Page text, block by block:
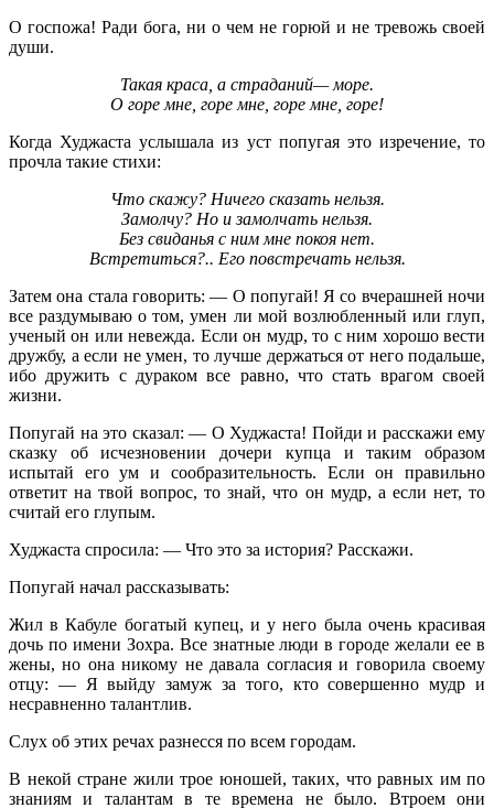
О госпожа! Ради бога, ни о чем не горюй и не тревожь своей
души.
Такая краса, а страданий— море.
О горе мне, горе мне, горе мне, горе!
Когда Худжаста услышала из уст попугая это изречение, то
прочла такие стихи:
Что скажу? Ничего сказать нельзя.
Замолчу? Но и замолчать нельзя.
Без свиданья с ним мне покоя нет.
Встретиться?.. Его повстречать нельзя.
Затем она стала говорить: — О попугай! Я со вчерашней ночи
все раздумываю о том, умен ли мой возлюбленный или глуп,
ученый он или невежда. Если он мудр, то с ним хорошо вести
дружбу, а если не умен, то лучше держаться от него подальше,
ибо дружить с дураком все равно, что стать врагом своей
жизни.
Попугай на это сказал: — О Худжаста! Пойди и расскажи ему
сказку об исчезновении дочери купца и таким образом
испытай его ум и сообразительность. Если он правильно
ответит на твой вопрос, то знай, что он мудр, а если нет, то
считай его глупым.
Худжаста спросила: — Что это за история? Расскажи.
Попугай начал рассказывать:
Жил в Кабуле богатый купец, и у него была очень красивая
дочь по имени Зохра. Все знатные люди в городе желали ее в
жены, но она никому не давала согласия и говорила своему
отцу: — Я выйду замуж за того, кто совершенно мудр и
несравненно талантлив.
Слух об этих речах разнесся по всем городам.
В некой стране жили трое юношей, таких, что равных им по
знаниям и талантам в те времена не было. Втроем они